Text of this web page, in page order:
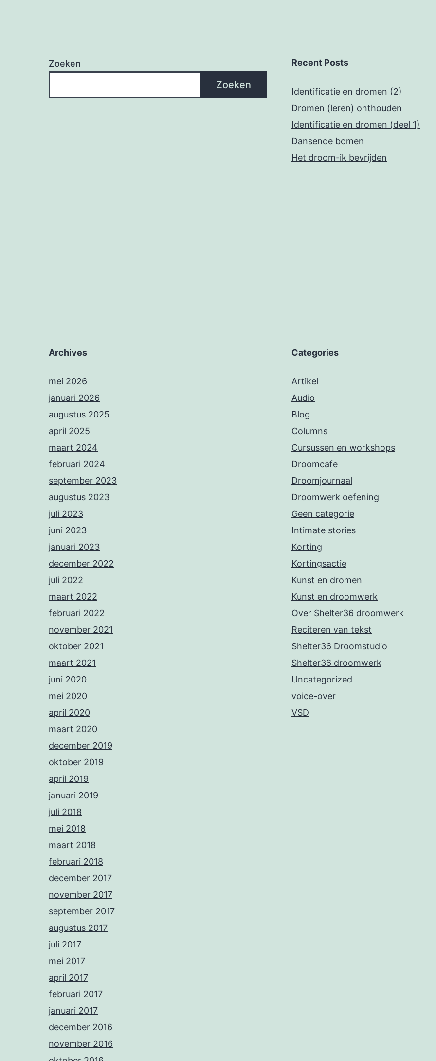
Zoeken
Zoeken
Recent Posts
Identificatie en dromen (2)
Dromen (leren) onthouden
Identificatie en dromen (deel 1)
Dansende bomen
Het droom-ik bevrijden
Archives
mei 2026
januari 2026
augustus 2025
april 2025
maart 2024
februari 2024
september 2023
augustus 2023
juli 2023
juni 2023
januari 2023
december 2022
juli 2022
maart 2022
februari 2022
november 2021
oktober 2021
maart 2021
juni 2020
mei 2020
april 2020
maart 2020
december 2019
oktober 2019
april 2019
januari 2019
juli 2018
mei 2018
maart 2018
februari 2018
december 2017
november 2017
september 2017
augustus 2017
juli 2017
mei 2017
april 2017
februari 2017
januari 2017
december 2016
november 2016
Categories
Artikel
Audio
Blog
Columns
Cursussen en workshops
Droomcafe
Droomjournaal
Droomwerk oefening
Geen categorie
Intimate stories
Korting
Kortingsactie
Kunst en dromen
Kunst en droomwerk
Over Shelter36 droomwerk
Reciteren van tekst
Shelter36 Droomstudio
Shelter36 droomwerk
Uncategorized
voice-over
VSD